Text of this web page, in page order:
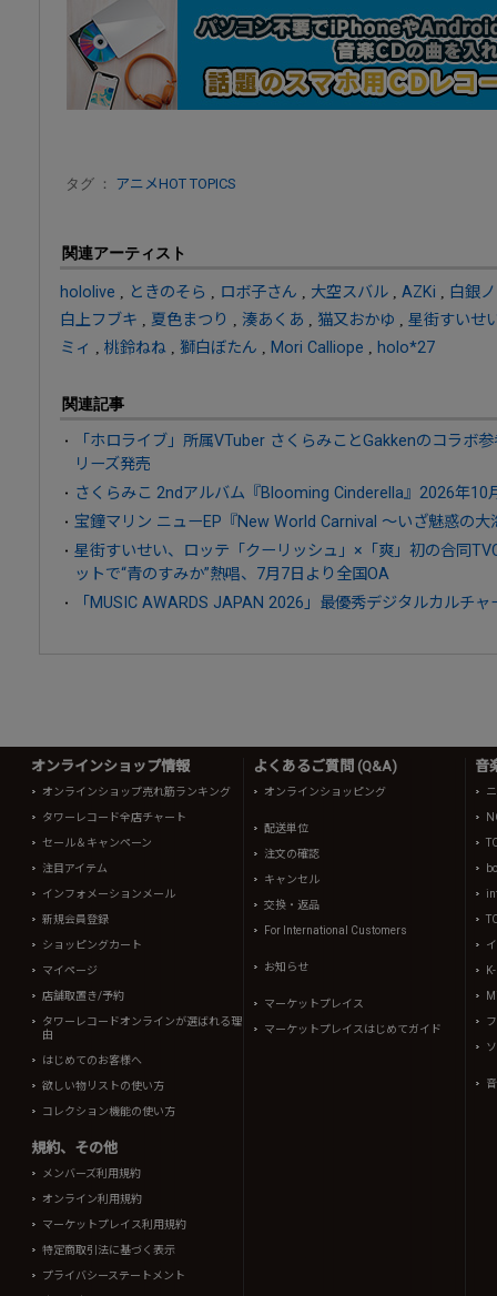
タグ ： アニメHOT TOPICS
関連アーティスト
hololive , ときのそら , ロボ子さん , 大空スバル , AZKi , 白銀
白上フブキ , 夏色まつり , 湊あくあ , 猫又おかゆ , 星街すいせ
ミィ , 桃鈴ねね , 獅白ぼたん , Mori Calliope , holo*27
関連記事
「ホロライブ」所属VTuber さくらみことGakkenのコラボ
リーズ発売
さくらみこ 2ndアルバム『Blooming Cinderella』2026年10
宝鐘マリン ニューEP『New World Carnival ～いざ魅惑の
星街すいせい、ロッテ「クーリッシュ」×「爽」初の合同
ットで“青のすみか”熱唱、7月7日より全国OA
「MUSIC AWARDS JAPAN 2026」最優秀デジタルカルチ
オンラインショップ情報
オンラインショップ売れ筋ランキング
タワーレコード全店チャート
セール＆キャンペーン
注目アイテム
インフォメーションメール
新規会員登録
ショッピングカート
マイページ
店舗取置き/予約
タワーレコードオンラインが選ばれる理
由
はじめてのお客様へ
欲しい物リストの使い方
コレクション機能の使い方
規約、その他
メンバーズ利用規約
オンライン利用規約
マーケットプレイス利用規約
特定商取引法に基づく表示
プライバシーステートメント
よくあるご質問 (Q&A)
オンラインショッピング
配送単位
注文の確認
キャンセル
交換・返品
For International Customers
お知らせ
マーケットプレイス
マーケットプレイスはじめてガイド
音